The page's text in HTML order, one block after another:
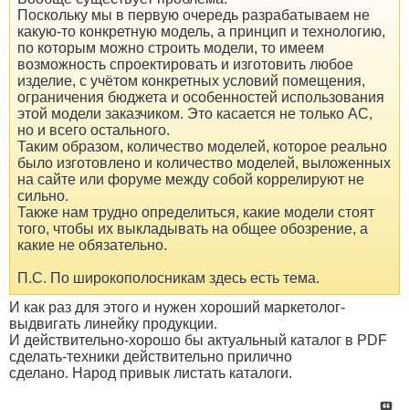
Поскольку мы в первую очередь разрабатываем не
какую-то конкретную модель, а принцип и технологию,
по которым можно строить модели, то имеем
возможность спроектировать и изготовить любое
изделие, с учётом конкретных условий помещения,
ограничения бюджета и особенностей использования
этой модели заказчиком. Это касается не только АС,
но и всего остального.
Таким образом, количество моделей, которое реально
было изготовлено и количество моделей, выложенных
на сайте или форуме между собой коррелируют не
сильно.
Также нам трудно определиться, какие модели стоят
того, чтобы их выкладывать на общее обозрение, а
какие не обязательно.
П.С. По широкополосникам здесь есть тема.
И как раз для этого и нужен хороший маркетолог-
выдвигать линейку продукции.
И действительно-хорошо бы актуальный каталог в PDF
сделать-техники действительно прилично
сделано. Народ привык листать каталоги.